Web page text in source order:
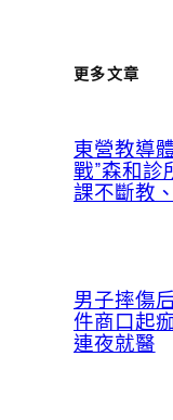
更多文章
東營教導
戰”森和診
課不斷教
男子摔傷
件商口起
連夜就醫